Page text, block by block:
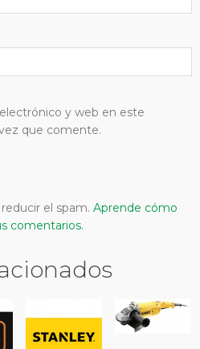
y web en este
que comente.
el spam. Aprende cómo
comentarios.